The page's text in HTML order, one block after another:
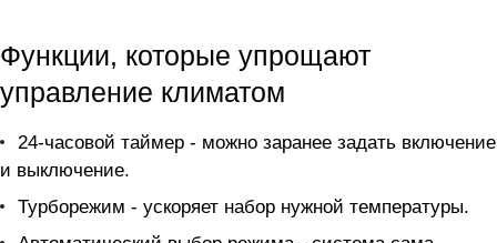
Функции, которые упрощают
управление климатом
24-часовой таймер - можно заранее задать включение
и выключение.
Турборежим - ускоряет набор нужной температуры.